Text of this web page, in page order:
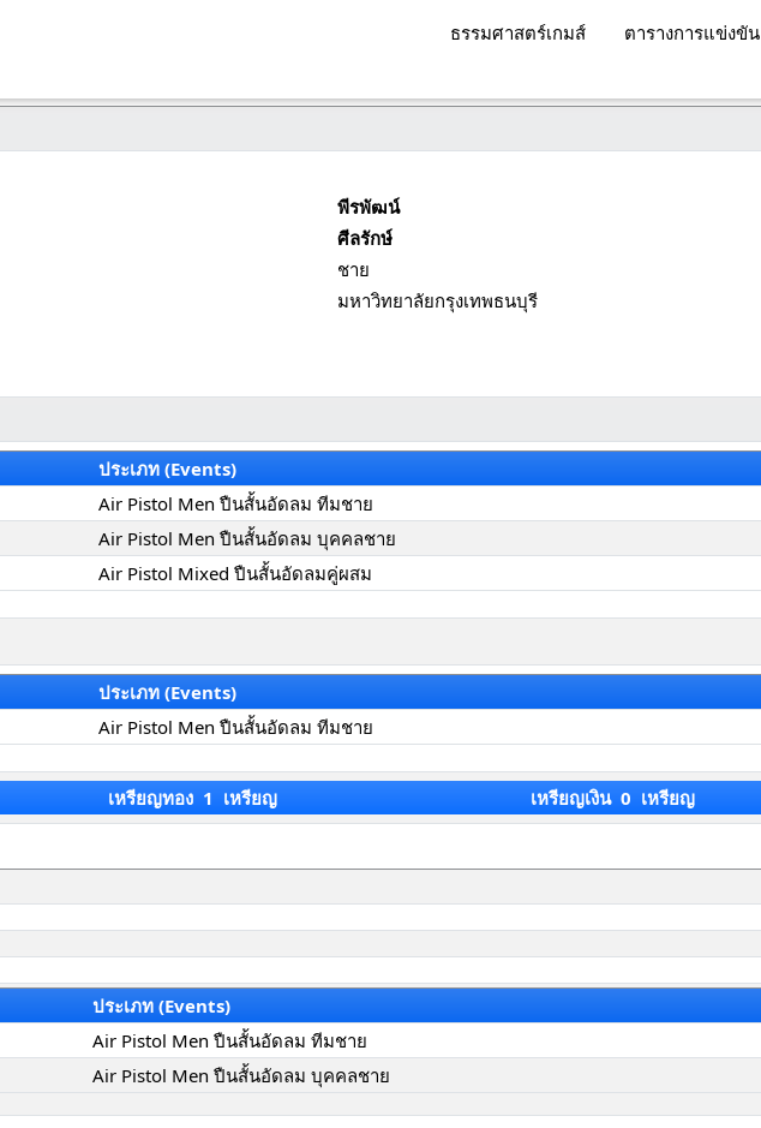
ธรรมศาสตร์เกมส์ ตารางการแข่งขัน
พีรพัฒน์
ศีลรักษ์
ชาย
มหาวิทยาลัยกรุงเทพธนบุรี
ประเภท (Events)
Air Pistol Men ปืนสั้นอัดลม ทีมชาย
Air Pistol Men ปืนสั้นอัดลม บุคคลชาย
Air Pistol Mixed ปืนสั้นอัดลมคู่ผสม
ประเภท (Events)
Air Pistol Men ปืนสั้นอัดลม ทีมชาย
เหรียญทอง 1 เหรียญ เหรียญเงิน 0 เหรียญ
ประเภท (Events)
Air Pistol Men ปืนสั้นอัดลม ทีมชาย
Air Pistol Men ปืนสั้นอัดลม บุคคลชาย